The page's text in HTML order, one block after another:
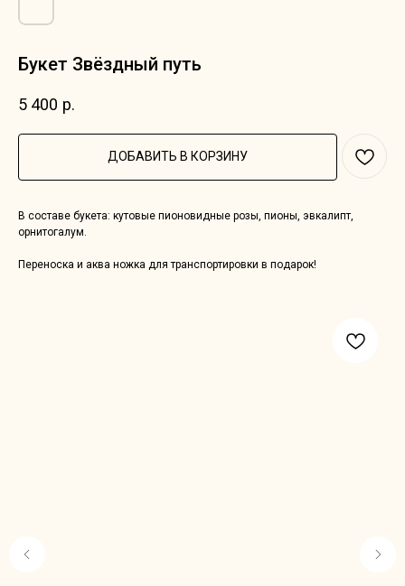
Букет Звёздный путь
5 400 р.
ДОБАВИТЬ В КОРЗИНУ
В составе букета: кутовые пионовидные розы, пионы, эвкалипт,
орнитогалум.
Переноска и аква ножка для транспортировки в подарок!